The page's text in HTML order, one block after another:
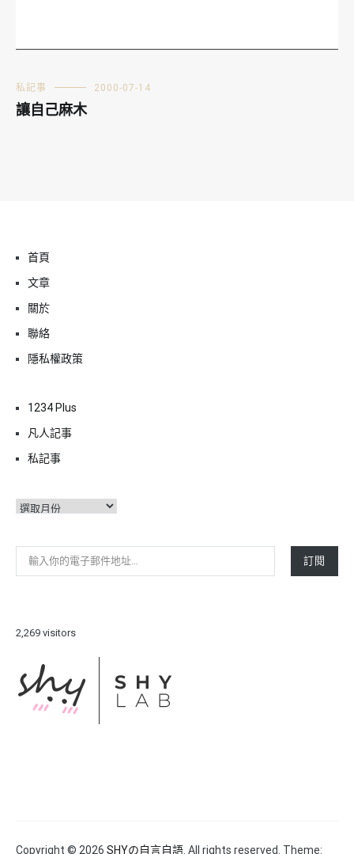
私記事 2000-07-14
讓自己麻木
首頁
文章
關於
聯絡
隱私權政策
1234 Plus
凡人記事
私記事
彙
輸入你的電子郵件地址…
訂閱
2,269 visitors
Copyright © 2026 SHYの自言自語 . All rights reserved. Theme: